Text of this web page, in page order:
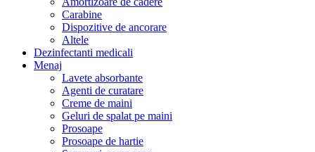
Carabine
Dispozitive de ancorare
Altele
Dezinfectanti medicali
Menaj
Lavete absorbante
Agenti de curatare
Creme de maini
Geluri de spalat pe maini
Prosoape
Prosoape de hartie